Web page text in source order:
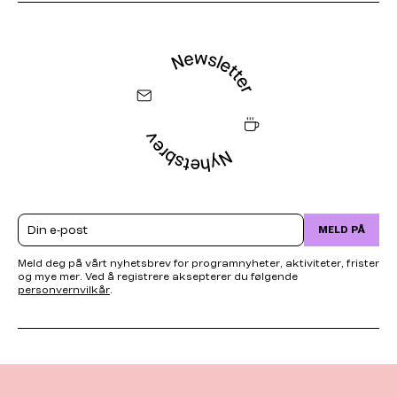
Email MELD PÅ
Meld deg på vårt nyhetsbrev for programnyheter, aktiviteter, frister
og mye mer. Ved å registrere aksepterer du følgende
personvernvilkår.